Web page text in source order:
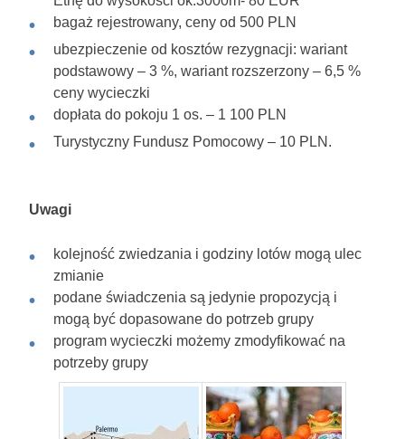
bagaż rejestrowany, ceny od 500 PLN
ubezpieczenie od kosztów rezygnacji: wariant
podstawowy – 3 %, wariant rozszerzony – 6,5 %
ceny wycieczki
dopłata do pokoju 1 os. – 1 100 PLN
Turystyczny Fundusz Pomocowy – 10 PLN.
Uwagi
kolejność zwiedzania i godziny lotów mogą ulec
zmianie
podane świadczenia są jedynie propozycją i
mogą być dopasowane do potrzeb grupy
program wycieczki możemy zmodyfikować na
potrzeby grupy